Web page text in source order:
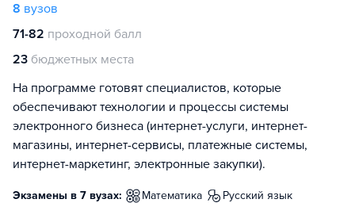
8 вузов
71-82 проходной балл
23 бюджетных места
На программе готовят специалистов, которые
обеспечивают технологии и процессы системы
электронного бизнеса (интернет-услуги, интернет-
магазины, интернет-сервисы, платежные системы,
интернет-маркетинг, электронные закупки).
Экзамены в 7 вузах: математика
русский язык